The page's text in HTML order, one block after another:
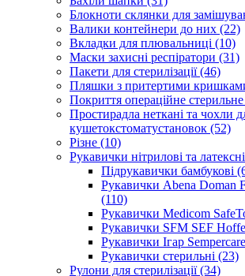
Блокноти склянки для
Валики контейнери до них (22)
Вкладки для плювальниці (10)
Маски захисні респіратори (31)
Пакети для стерилізації (46)
Пляшки з притертими
Покриття операційне
Простирадла неткані та чохли
кушетокстоматустановок (52)
Різне (10)
Рукавички нітрилові та
Підрукавички бамбукові
Рукавички Abena Doman
(110)
Рукавички Medicom
Рукавички SFM SEF
Рукавички Ігар
Рукавички стерильні (23)
Рулони для стерилізації (34)